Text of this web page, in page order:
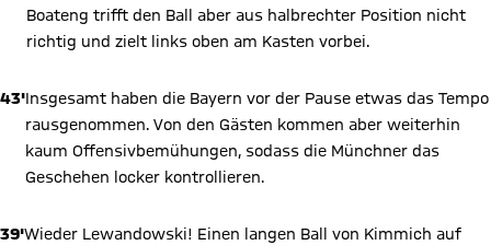
Boateng trifft den Ball aber aus halbrechter Position nicht
richtig und zielt links oben am Kasten vorbei.
43'Insgesamt haben die Bayern vor der Pause etwas das Tempo
rausgenommen. Von den Gästen kommen aber weiterhin
kaum Offensivbemühungen, sodass die Münchner das
Geschehen locker kontrollieren.
39'Wieder Lewandowski! Einen langen Ball von Kimmich auf